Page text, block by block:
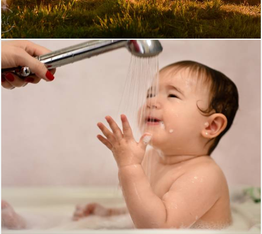
723 0
1122 34